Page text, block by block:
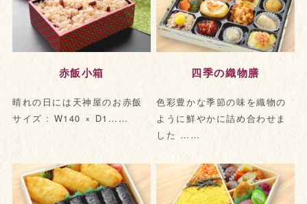
赤飯小箱
晴れの日には天神屋のお赤飯
サイズ : W140 × D1……
四季の織物膳
色彩豊かな季節の味を織物の
ように鮮やかに詰め合わせま
した ……